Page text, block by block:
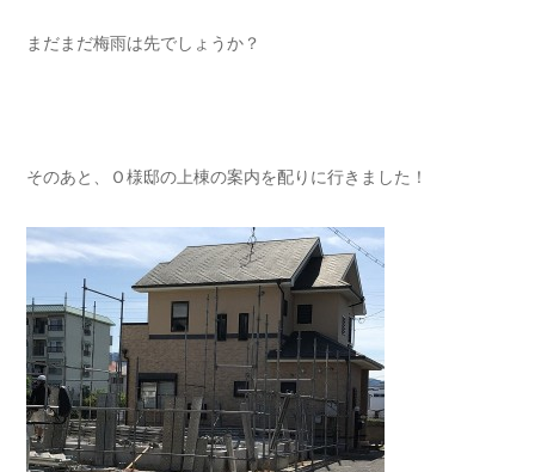
まだまだ梅雨は先でしょうか？
そのあと、Ｏ様邸の上棟の案内を配りに行きました！